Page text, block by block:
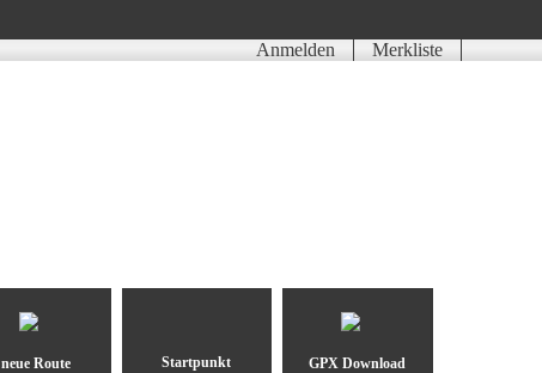
Anmelden Merkliste
neue Route GPX Download